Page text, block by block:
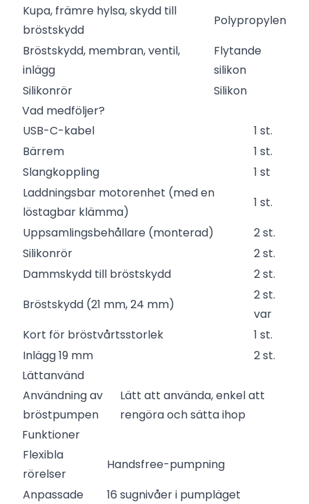
Kupa, främre hylsa, skydd till
bröstskydd
Polypropylen
Bröstskydd, membran, ventil,
inlägg
Flytande
silikon
Silikonrör
Silikon
Vad medföljer?
USB-C-kabel
1 st.
Bärrem
1 st.
Slangkoppling
1 st
Laddningsbar motorenhet (med en
löstagbar klämma)
1 st.
Uppsamlingsbehållare (monterad)
2 st.
Silikonrör
2 st.
Dammskydd till bröstskydd
2 st.
Bröstskydd (21 mm, 24 mm)
2 st.
var
Kort för bröstvårtsstorlek
1 st.
Inlägg 19 mm
2 st.
Lättanvänd
Användning av
bröstpumpen
Lätt att använda, enkel att
rengöra och sätta ihop
Funktioner
Flexibla
rörelser
Handsfree-pumpning
Anpassade
16 sugnivåer i pumpläget